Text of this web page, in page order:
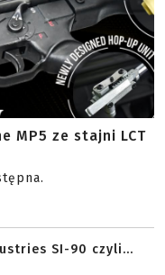
MP5 ze stajni LCT
SI-90 czyli...